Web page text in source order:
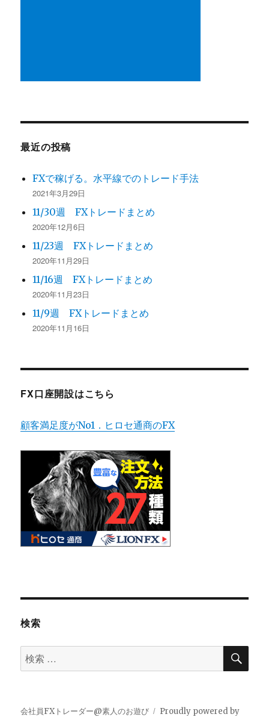
最近の投稿
FXで稼げる。水平線でのトレード手法
2021年3月29日
11/30週 FXトレードまとめ
2020年12月6日
11/23週 FXトレードまとめ
2020年11月29日
11/16週 FXトレードまとめ
2020年11月23日
11/9週 FXトレードまとめ
2020年11月16日
FX口座開設はこちら
顧客満足度がNo1．ヒロセ通商のFX
検索
検
索
象:
検
会社員FXトレーダー@素人のお遊び Proudly powered by